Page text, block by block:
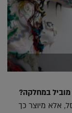
במחלקה?
אלא מיוצר כך